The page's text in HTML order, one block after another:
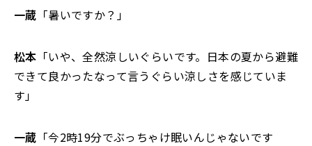
一蔵 「暑いですか？」
松本 「いや、全然涼しいぐらいです。日本の夏から避難
できて良かったなって言うぐらい涼しさを感じていま
す」
一蔵 「今2時19分でぶっちゃけ眠いんじゃないです